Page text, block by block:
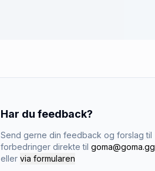
Har du feedback?
Send gerne din feedback og forslag til
forbedringer direkte til goma@goma.gg
eller via formularen